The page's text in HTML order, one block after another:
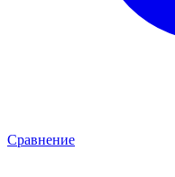
Сравнение